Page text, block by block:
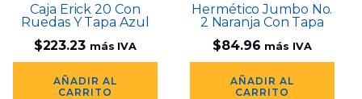
Caja Erick 20 Con
Ruedas Y Tapa Azul
$223.23 más IVA
AÑADIR AL
CARRITO
Hermético Jumbo No.
2 Naranja Con Tapa
$84.96 más IVA
AÑADIR AL
CARRITO